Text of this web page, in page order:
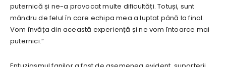
puternică și ne-a provocat multe dificultăți. Totuși, sunt
mândru de felul în care echipa mea a luptat până la final.
Vom învăța din această experiență și ne vom întoarce mai
puternici.”